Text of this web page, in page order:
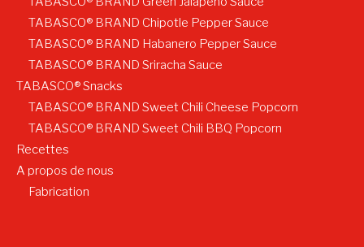
TABASCO® BRAND Chipotle Pepper Sauce
TABASCO® BRAND Habanero Pepper Sauce
TABASCO® BRAND Sriracha Sauce
TABASCO® Snacks
TABASCO® BRAND Sweet Chili Cheese Popcorn
TABASCO® BRAND Sweet Chili BBQ Popcorn
Recettes
A propos de nous
Fabrication